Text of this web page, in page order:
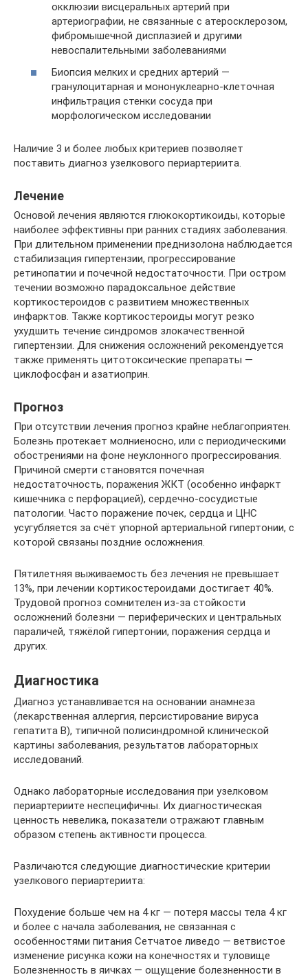
окклюзии висцеральных артерий при
артериографии, не связанные с атеросклерозом,
фибромышечной дисплазией и другими
невоспалительными заболеваниями
Биопсия мелких и средних артерий —
гранулоцитарная и мононуклеарно-клеточная
инфильтрация стенки сосуда при
морфологическом исследовании
Наличие 3 и более любых критериев позволяет
поставить диагноз узелкового периартериита.
Лечение
Основой лечения являются глюкокортикоиды, которые
наиболее эффективны при ранних стадиях заболевания.
При длительном применении преднизолона наблюдается
стабилизация гипертензии, прогрессирование
ретинопатии и почечной недостаточности. При остром
течении возможно парадоксальное действие
кортикостероидов с развитием множественных
инфарктов. Также кортикостероиды могут резко
ухудшить течение синдромов злокачественной
гипертензии. Для снижения осложнений рекомендуется
также применять цитотоксические препараты —
циклофосфан и азатиоприн.
Прогноз
При отсутствии лечения прогноз крайне неблагоприятен.
Болезнь протекает молниеносно, или с периодическими
обострениями на фоне неуклонного прогрессирования.
Причиной смерти становятся почечная
недостаточность, поражения ЖКТ (особенно инфаркт
кишечника с перфорацией), сердечно-сосудистые
патологии. Часто поражение почек, сердца и ЦНС
усугубляется за счёт упорной артериальной гипертонии, с
которой связаны поздние осложнения.
Пятилетняя выживаемость без лечения не превышает
13%, при лечении кортикостероидами достигает 40%.
Трудовой прогноз сомнителен из-за стойкости
осложнений болезни — периферических и центральных
параличей, тяжёлой гипертонии, поражения сердца и
других.
Диагностика
Диагноз устанавливается на основании анамнеза
(лекарственная аллергия, персистирование вируса
гепатита B), типичной полисиндромной клинической
картины заболевания, результатов лабораторных
исследований.
Однако лабораторные исследования при узелковом
периартериите неспецифичны. Их диагностическая
ценность невелика, показатели отражают главным
образом степень активности процесса.
Различаются следующие диагностические критерии
узелкового периартериита:
Похудение больше чем на 4 кг — потеря массы тела 4 кг
и более с начала заболевания, не связанная с
особенностями питания Сетчатое ливедо — ветвистое
изменение рисунка кожи на конечностях и туловище
Болезненность в яичках — ощущение болезненности в